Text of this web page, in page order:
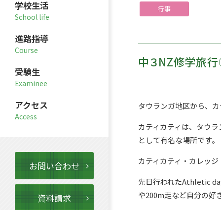
学校生活
進路指導
受験生
アクセス
お問い合わせ
資料請求
行事
中３NZ修学旅
タウランガ地区から、
カティカティは、タウ
として有名な場所です。
カティカティ・カレッ
先日行われたAthletic
や200m走など自分の好